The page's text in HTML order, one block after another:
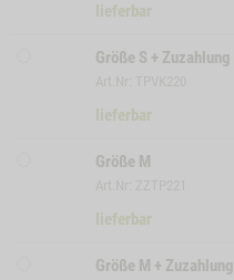
lieferbar
Größe S + Zuzahlung
lieferbar
Größe M
lieferbar
Größe M + Zuzahlung